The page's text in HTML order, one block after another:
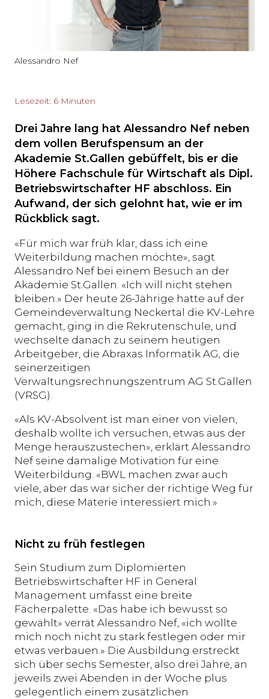
Alessandro Nef
Lesezeit: 6 Minuten
Drei Jahre lang hat Alessandro Nef neben
dem vollen Berufspensum an der
Akademie St.Gallen gebüffelt, bis er die
Höhere Fachschule für Wirtschaft als Dipl.
Betriebswirtschafter HF abschloss. Ein
Aufwand, der sich gelohnt hat, wie er im
Rückblick sagt.
«Für mich war früh klar, dass ich eine
Weiterbildung machen möchte», sagt
Alessandro Nef bei einem Besuch an der
Akademie St.Gallen. «Ich will nicht stehen
bleiben.» Der heute 26-Jährige hatte auf der
Gemeindeverwaltung Neckertal die KV-Lehre
gemacht, ging in die Rekrutenschule, und
wechselte danach zu seinem heutigen
Arbeitgeber, die Abraxas Informatik AG, die
seinerzeitigen
Verwaltungsrechnungszentrum AG St.Gallen
(VRSG).
«Als KV-Absolvent ist man einer von vielen,
deshalb wollte ich versuchen, etwas aus der
Menge herauszustechen», erklärt Alessandro
Nef seine damalige Motivation für eine
Weiterbildung. «BWL machen zwar auch
viele, aber das war sicher der richtige Weg für
mich, diese Materie interessiert mich.»
Nicht zu früh festlegen
Sein Studium zum Diplomierten
Betriebswirtschafter HF in General
Management umfasst eine breite
Fächerpalette. «Das habe ich bewusst so
gewählt» verrät Alessandro Nef, «ich wollte
mich noch nicht zu stark festlegen oder mir
etwas verbauen.» Die Ausbildung erstreckt
sich über sechs Semester, also drei Jahre, an
jeweils zwei Abenden in der Woche plus
gelegentlich einem zusätzlichen